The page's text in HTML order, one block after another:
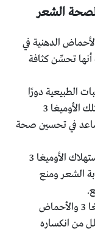
نمو الشعر: تساهم الأوميغا 3 والأحماض الدهنية في
أنها تحسِّن كثافة
الطبيعية دورًا
هامًا في منع تساقط الشعر وتقويته. تمتلك الأوميغا 3
في تحسين صحة
ترطيب الشعر ومنع الجفاف: يساهم استهلاك الأوميغا 3
الشعر ومنع
زيادة قوة الشعر: يُعزز استهلاك الأوميغا 3 والأحماض
من انكساره